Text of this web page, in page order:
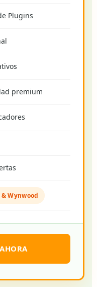
Plugins
premium
Wynwood